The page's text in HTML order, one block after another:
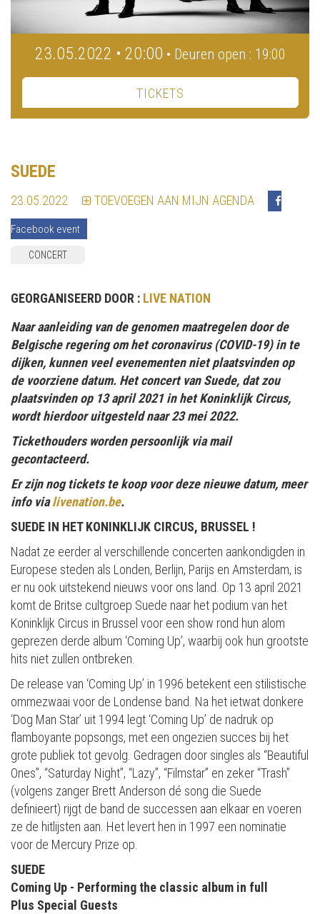
23.05.2022 • 20:00 • Deuren open : 19:00
TICKETS
SUEDE
23.05.2022 TOEVOEGEN AAN MIJN AGENDA
Facebook event
CONCERT
GEORGANISEERD DOOR : LIVE NATION
Naar aanleiding van de genomen maatregelen door de
Belgische regering om het coronavirus (COVID-19) in te
dijken, kunnen veel evenementen niet plaatsvinden op
de voorziene datum. Het concert van Suede, dat zou
plaatsvinden op 13 april 2021 in het Koninklijk Circus,
wordt hierdoor uitgesteld naar 23 mei 2022.
Tickethouders worden persoonlijk via mail
gecontacteerd.
Er zijn nog tickets te koop voor deze nieuwe datum, meer
info vialivenation.be.
SUEDE IN HET KONINKLIJK CIRCUS, BRUSSEL !
Nadat ze eerder al verschillende concerten aankondigden in
Europese steden als Londen, Berlijn, Parijs en Amsterdam, is
er nu ook uitstekend nieuws voor ons land. Op 13 april 2021
komt de Britse cultgroep Suede naar het podium van het
Koninklijk Circus in Brussel voor een show rond hun alom
geprezen derde album ‘Coming Up’, waarbij ook hun grootste
hits niet zullen ontbreken.
De release van ‘Coming Up’ in 1996 betekent een stilistische
ommezwaai voor de Londense band. Na het ietwat donkere
‘Dog Man Star’ uit 1994 legt ‘Coming Up’ de nadruk op
flamboyante popsongs, met een ongezien succes bij het
grote publiek tot gevolg. Gedragen door singles als “Beautiful
Ones”, “Saturday Night”, “Lazy”, “Filmstar” en zeker “Trash”
(volgens zanger Brett Anderson dé song die Suede
definieert) rijgt de band de successen aan elkaar en voeren
ze de hitlijsten aan. Het levert hen in 1997 een nominatie
voor de Mercury Prize op.
SUEDE
Coming Up - Performing the classic album in full
Plus Special Guests